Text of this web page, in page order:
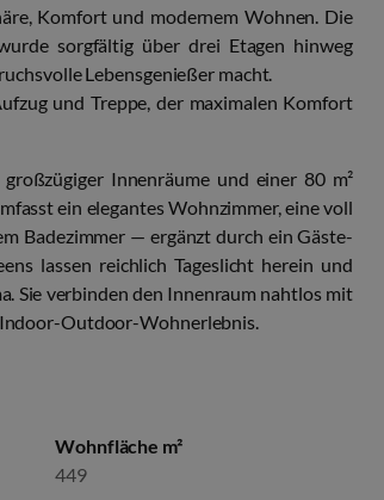
Komfort und modernem Wohnen. Die
sorgfältig über drei Etagen hinweg
Lebensgenießer macht.
und Treppe, der maximalen Komfort
Innenräume und einer 80 m²
ein elegantes Wohnzimmer, eine voll
Badezimmer — ergänzt durch ein Gäste-
lassen reichlich Tageslicht herein und
Sie verbinden den Innenraum nahtlos mit
Indoor-Outdoor-Wohnerlebnis.
Wohnfläche m²
449